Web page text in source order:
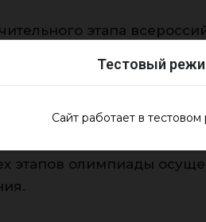
Тестовый
Сайт работает в
этапа
учебно-
и формированию
олимпиадах.
сопровождение
этапов олимпиады